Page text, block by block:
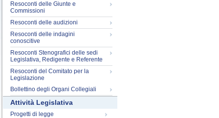
Resoconti delle Giunte e
Commissioni
Resoconti delle audizioni
Resoconti delle indagini
conoscitive
Resoconti Stenografici delle sedi
Legislativa, Redigente e Referente
Resoconti del Comitato per la
Legislazione
Bollettino degli Organi Collegiali
Attività Legislativa
Progetti di legge